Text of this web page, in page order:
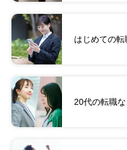
はじめての転
20代の転職な